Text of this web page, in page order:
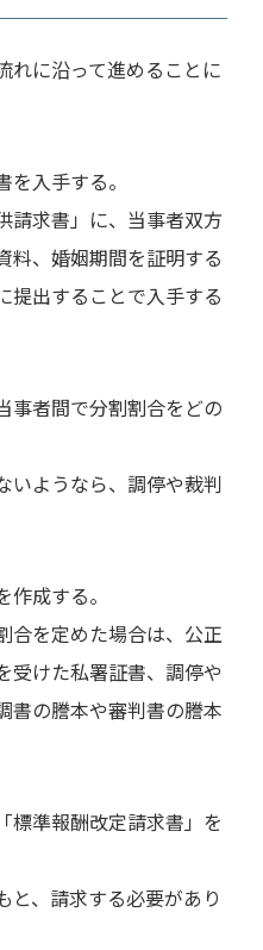
れに沿って進めることに
入手する。
請求書」に、当事者双方
料、婚姻期間を証明する
提出することで入手する
事者間で分割割合をどの
いようなら、調停や裁判
成する。
合を定めた場合は、公正
受けた私署証書、調停や
書の謄本や審判書の謄本
標準報酬改定請求書」を
と、請求する必要があり